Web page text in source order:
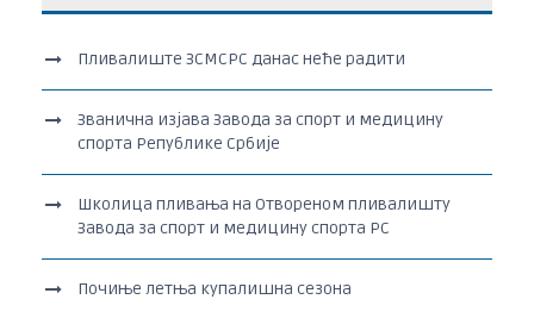
Пливалиште ЗСМСРС данас неће радити
Званична изјава Завода за спорт и медицину
спорта Републике Србије
Школица пливања на Отвореном пливалишту
Завода за спорт и медицину спорта РС
Почиње летња купалишна сезона